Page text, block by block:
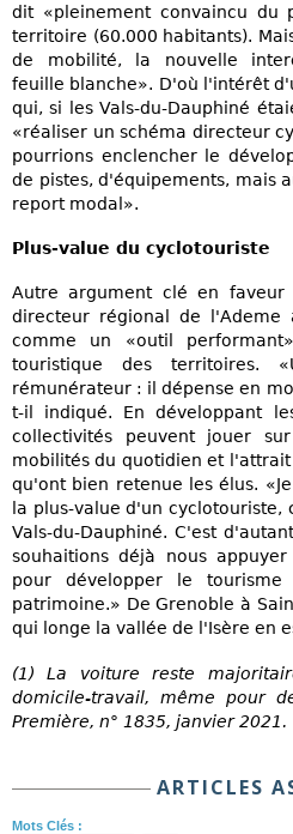
dit «pleinement convaincu du
territoire (60.000 habitants).
de mobilité, la nouvelle
feuille blanche». D'où l'intérêt
qui, si les Vals-du-Dauphiné
«réaliser un schéma directeur
pourrions enclencher le
de pistes, d'équipements, mais
report modal».
Plus-value du cyclotouriste
Autre argument clé en
directeur régional de
comme un «outil
touristique des territoires.
rémunérateur : il dépense en
t-il indiqué. En développant
collectivités peuvent jouer
mobilités du quotidien et
qu'ont bien retenue les élus.
la plus-value d'un
Vals-du-Dauphiné. C'est
souhaitions déjà nous
pour développer le
patrimoine.» De Grenoble à
qui longe la vallée de l'Isère en
(1) La voiture reste
domicile-travail, même pour
Première, n° 1835, janvier 2021.
ARTICLES
Mots Clés :